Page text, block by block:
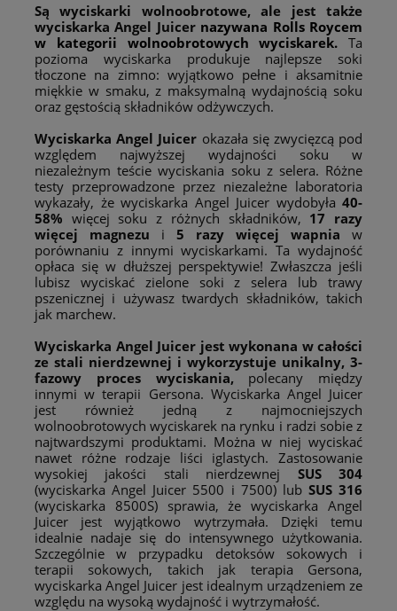
Są wyciskarki wolnoobrotowe, ale jest także
wyciskarka Angel Juicer nazywana Rolls Roycem
w kategorii wolnoobrotowych wyciskarek. Ta
pozioma wyciskarka produkuje najlepsze soki
tłoczone na zimno: wyjątkowo pełne i aksamitnie
miękkie w smaku, z maksymalną wydajnością soku
oraz gęstością składników odżywczych.
Wyciskarka Angel Juicer okazała się zwycięzcą pod
względem najwyższej wydajności soku w
niezależnym teście wyciskania soku z selera. Różne
testy przeprowadzone przez niezależne laboratoria
wykazały, że wyciskarka Angel Juicer wydobyła 40-
58% więcej soku z różnych składników, 17 razy
więcej magnezu i 5 razy więcej wapnia w
porównaniu z innymi wyciskarkami. Ta wydajność
opłaca się w dłuższej perspektywie! Zwłaszcza jeśli
lubisz wyciskać zielone soki z selera lub trawy
pszenicznej i używasz twardych składników, takich
jak marchew.
Wyciskarka Angel Juicer jest wykonana w całości
ze stali nierdzewnej i wykorzystuje unikalny, 3-
fazowy proces wyciskania,polecany między
innymi w terapii Gersona. Wyciskarka Angel Juicer
jest również jedną z najmocniejszych
wolnoobrotowych wyciskarek na rynku i radzi sobie z
najtwardszymi produktami. Można w niej wyciskać
nawet różne rodzaje liści iglastych. Zastosowanie
wysokiej jakości stali nierdzewnej SUS 304
(wyciskarka Angel Juicer 5500 i 7500) lub SUS 316
(wyciskarka 8500S) sprawia, że wyciskarka Angel
Juicer jest wyjątkowo wytrzymała. Dzięki temu
idealnie nadaje się do intensywnego użytkowania.
Szczególnie w przypadku detoksów sokowych i
terapii sokowych, takich jak terapia Gersona,
wyciskarka Angel Juicer jest idealnym urządzeniem ze
względu na wysoką wydajność i wytrzymałość.